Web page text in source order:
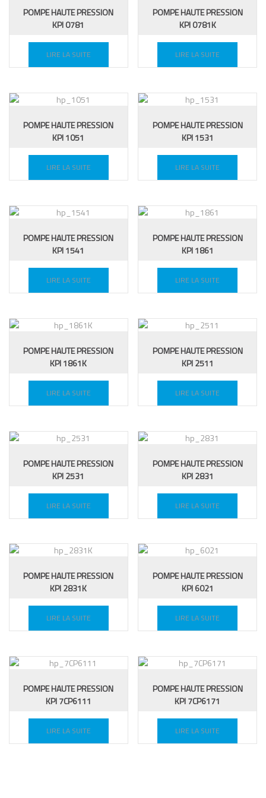
POMPE HAUTE PRESSION
KPI 0781
LIRE LA SUITE
POMPE HAUTE PRESSION
KPI 0781K
LIRE LA SUITE
POMPE HAUTE PRESSION
KPI 1051
LIRE LA SUITE
POMPE HAUTE PRESSION
KPI 1531
LIRE LA SUITE
POMPE HAUTE PRESSION
KPI 1541
LIRE LA SUITE
POMPE HAUTE PRESSION
KPI 1861
LIRE LA SUITE
POMPE HAUTE PRESSION
KPI 1861K
LIRE LA SUITE
POMPE HAUTE PRESSION
KPI 2511
LIRE LA SUITE
POMPE HAUTE PRESSION
KPI 2531
LIRE LA SUITE
POMPE HAUTE PRESSION
KPI 2831
LIRE LA SUITE
POMPE HAUTE PRESSION
KPI 2831K
LIRE LA SUITE
POMPE HAUTE PRESSION
KPI 6021
LIRE LA SUITE
POMPE HAUTE PRESSION
KPI 7CP6111
LIRE LA SUITE
POMPE HAUTE PRESSION
KPI 7CP6171
LIRE LA SUITE